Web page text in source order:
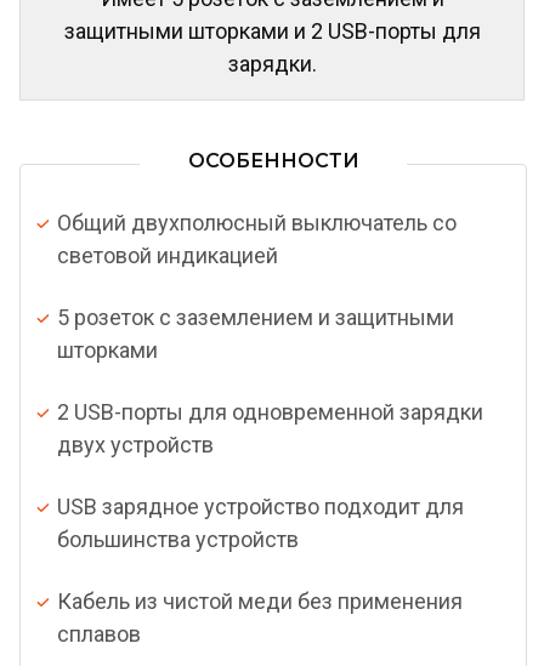
защитными шторками и 2 USB-порты для
зарядки.
ОСОБЕННОСТИ
Общий двухполюсный выключатель со
световой индикацией
5 розеток с заземлением и защитными
шторками
2 USB-порты для одновременной зарядки
двух устройств
USB зарядное устройство подходит для
большинства устройств
Кабель из чистой меди без применения
сплавов